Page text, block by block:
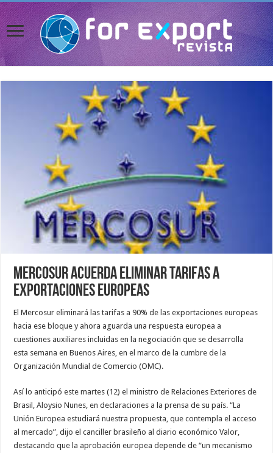
Mercosur acuerda eliminar tarifas a
exportaciones europeas
El Mercosur eliminará las tarifas a 90% de las exportaciones europeas
hacia ese bloque y ahora aguarda una respuesta europea a
cuestiones auxiliares incluidas en la negociación que se desarrolla
esta semana en Buenos Aires, en el marco de la cumbre de la
Organización Mundial de Comercio (OMC).
Así lo anticipó este martes (12) el ministro de Relaciones Exteriores de
Brasil, Aloysio Nunes, en declaraciones a la prensa de su país. “La
Unión Europea estudiará nuestra propuesta, que contempla el acceso
al mercado”, dijo el canciller brasileño al diario económico Valor,
destacando que la aprobación europea depende de “un mecanismo